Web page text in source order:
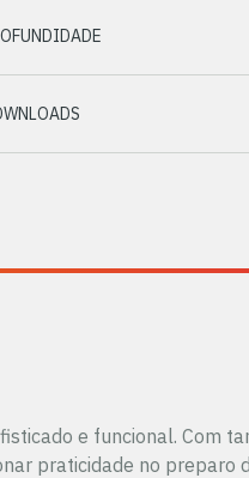
e funcional.
praticidade no